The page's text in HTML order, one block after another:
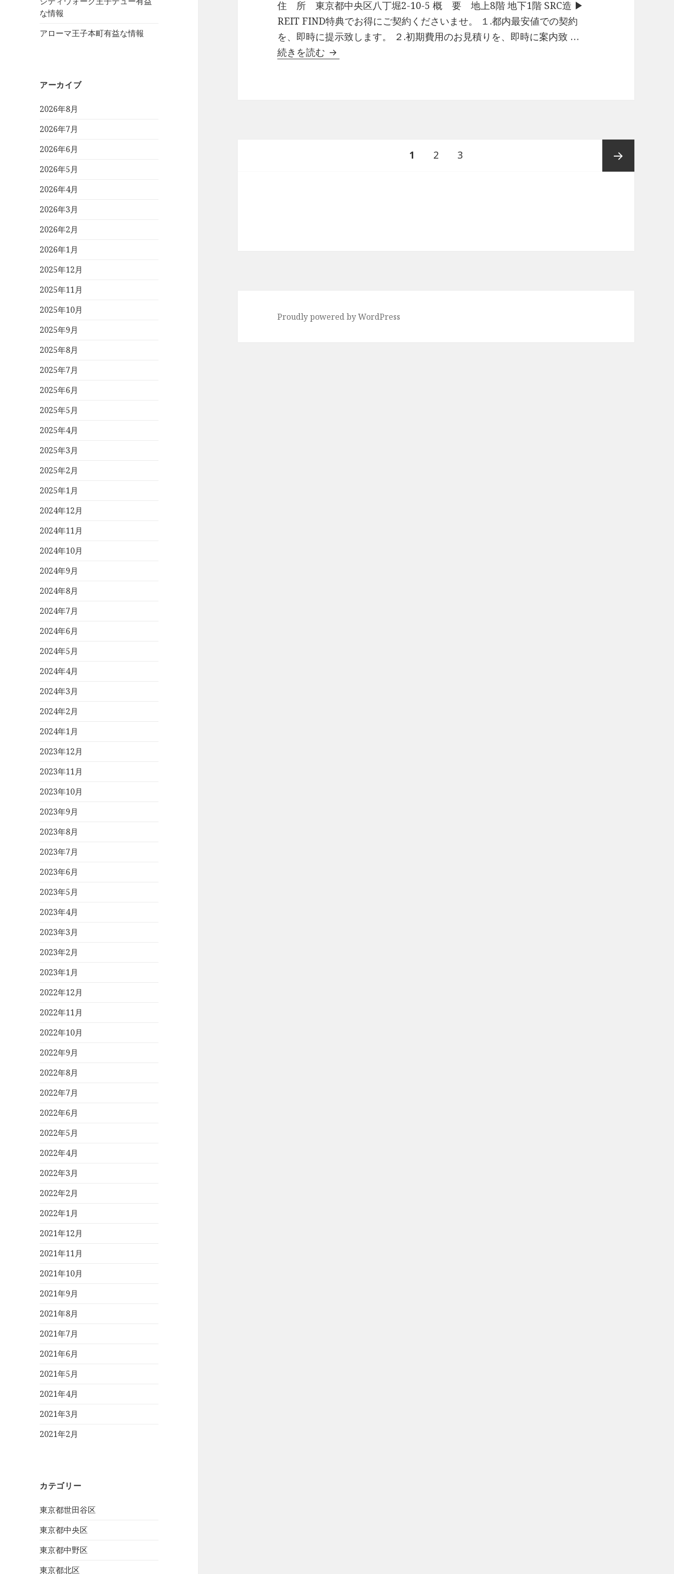
な情報
アローマ王子本町有益な情報
アーカイブ
2026年8月
2026年7月
2026年6月
2026年5月
2026年4月
2026年3月
2026年2月
2026年1月
2025年12月
2025年11月
2025年10月
2025年9月
2025年8月
2025年7月
2025年6月
2025年5月
2025年4月
2025年3月
2025年2月
2025年1月
2024年12月
2024年11月
2024年10月
2024年9月
2024年8月
2024年7月
2024年6月
2024年5月
2024年4月
2024年3月
2024年2月
2024年1月
2023年12月
2023年11月
2023年10月
2023年9月
2023年8月
2023年7月
2023年6月
2023年5月
2023年4月
2023年3月
2023年2月
2023年1月
2022年12月
2022年11月
2022年10月
2022年9月
2022年8月
2022年7月
2022年6月
2022年5月
2022年4月
2022年3月
2022年2月
2022年1月
2021年12月
2021年11月
2021年10月
2021年9月
2021年8月
2021年7月
2021年6月
2021年5月
2021年4月
2021年3月
2021年2月
カテゴリー
東京都世田谷区
東京都中央区
東京都中野区
東京都北区
住 所 東京都中央区八丁堀2-10-5 概 要 地上8階 地下1階 SRC造 ▶
REIT FIND特典でお得にご契約くださいませ。 １.都内最安値での契約
を、即時に提示致します。 ２.初期費用のお見積りを、即時に案内致 …
続きを読む 八丁堀ハイツ有益な情報
ペ
1 ペ
2 ペ
3
Proudly powered by WordPress